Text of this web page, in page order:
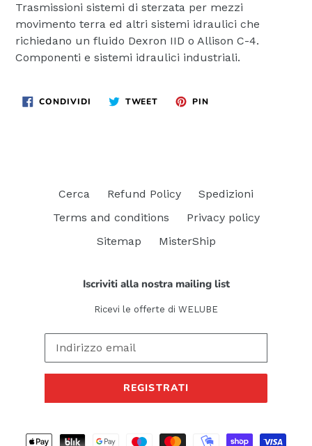
Trasmissioni sistemi di sterzata per mezzi
movimento terra ed altri sistemi idraulici che
richiedano un fluido Dexron IID o Allison C-4.
Componenti e sistemi idraulici industriali.
CONDIVIDI CONDIVIDITWEET TWITTAPIN
Cerca Refund Policy
Spedizioni
Terms and conditions
Privacy policy
Sitemap
MisterShip
Iscriviti alla nostra mailing list
Ricevi le offerte di WELUBE
REGISTRATI